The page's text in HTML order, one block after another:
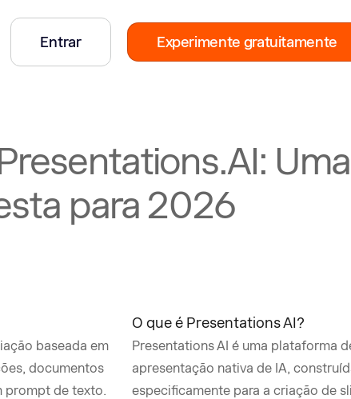
Entrar Experimente gratuitamente
Uma
para 2026
baseada em
documentos
prompt de texto.
O que é Presentations AI?
Presentations AI é uma plataforma
apresentação nativa de IA,
especificamente para a criação de